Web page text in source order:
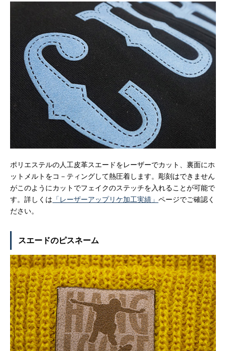
ポリエステルの人工皮革スエードをレーザーでカット、裏面にホ
ットメルトをコ－ティングして熱圧着します。彫刻はできません
がこのようにカットでフェイクのステッチを入れることが可能で
す。詳しくは 「レーザーアップリケ加工実績」 ページでご確認く
ださい。
スエードのピスネーム